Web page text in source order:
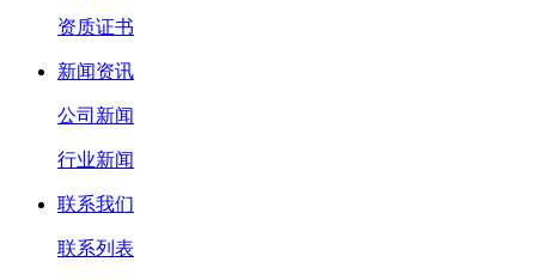
资质证书
新闻资讯
公司新闻
行业新闻
联系我们
联系列表